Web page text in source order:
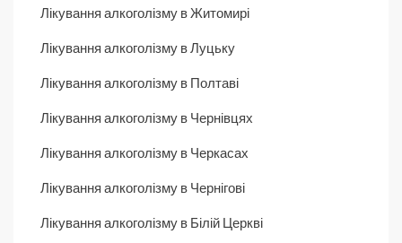
Лікування алкоголізму в Житомирі
Лікування алкоголізму в Луцьку
Лікування алкоголізму в Полтаві
Лікування алкоголізму в Чернівцях
Лікування алкоголізму в Черкасах
Лікування алкоголізму в Чернігові
Лікування алкоголізму в Білій Церкві